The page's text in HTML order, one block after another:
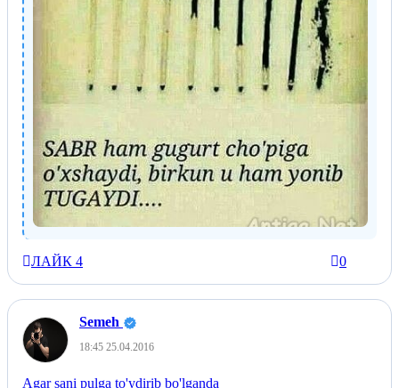
ЛАЙК 4 0
Semeh
18:45 25.04.2016
Agar sani pulga to'ydirib bo'lganda